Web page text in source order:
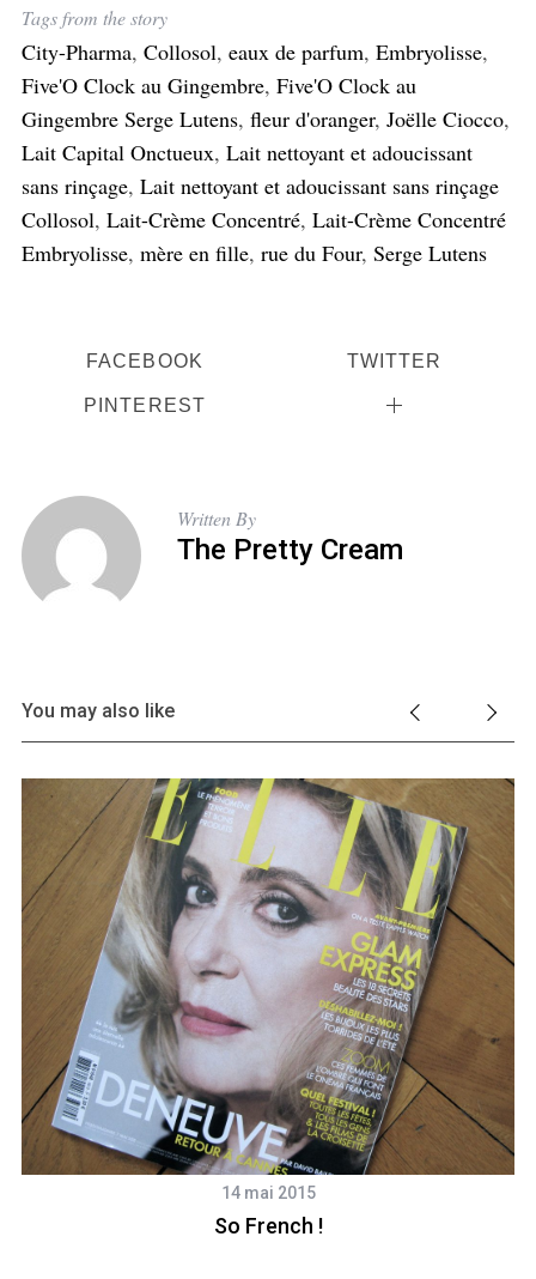
Tags from the story
City-Pharma, Collosol, eaux de parfum, Embryolisse,
Five'O Clock au Gingembre, Five'O Clock au
Gingembre Serge Lutens, fleur d'oranger, Joëlle Ciocco,
Lait Capital Onctueux, Lait nettoyant et adoucissant
sans rinçage, Lait nettoyant et adoucissant sans rinçage
Collosol, Lait-Crème Concentré, Lait-Crème Concentré
Embryolisse, mère en fille, rue du Four, Serge Lutens
FACEBOOK TWITTER
PINTEREST
Written By
The Pretty Cream
You may also like
14 mai 2015
So French !